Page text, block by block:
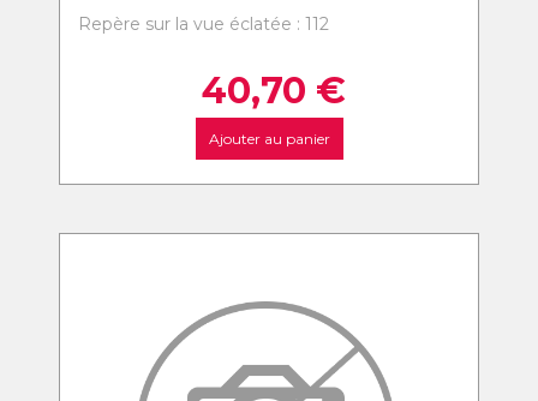
Repère sur la vue éclatée : 112
40,70 €
Ajouter au panier